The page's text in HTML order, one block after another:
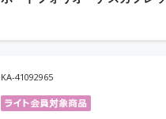
KA-41092965